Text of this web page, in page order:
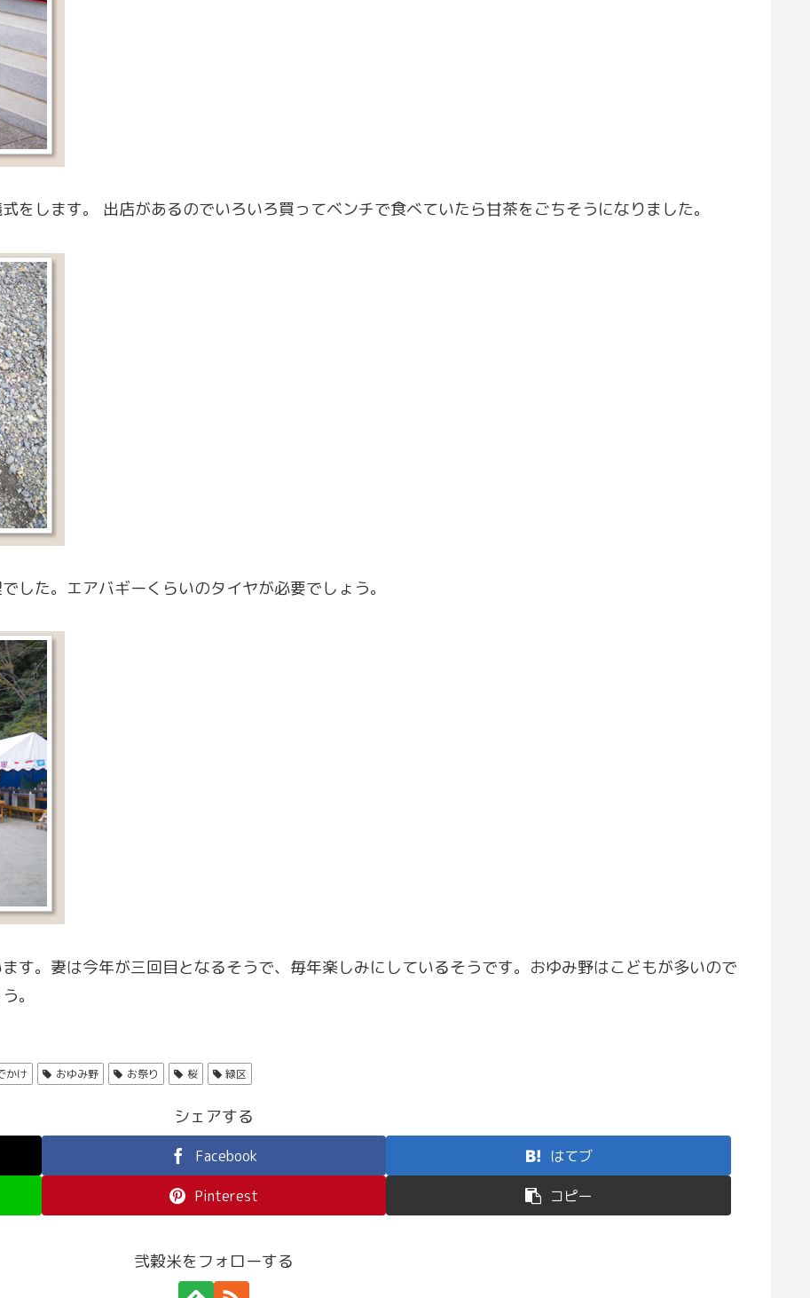
をします。 出店があるのでいろいろ買ってベンチで食べていたら甘茶をごちそうになりました。
した。エアバギーくらいのタイヤが必要でしょう。
す。妻は今年が三回目となるそうで、毎年楽しみにしているそうです。おゆみ野はこどもが多いので
。
かけ おゆみ野 お祭り 桜 緑区
シェアする
Facebook はてブ
Pinterest コピー
弐穀米をフォローする